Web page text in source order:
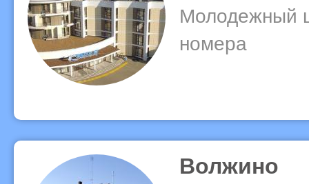
Молодежный
номера
Волжино